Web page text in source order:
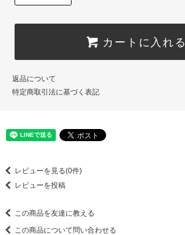
カートに入れる
返品について
特定商取引法に基づく表記
レビューを見る(0件)
レビューを投稿
この商品を友達に教える
この商品について問い合わせる